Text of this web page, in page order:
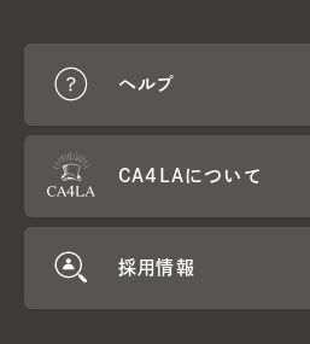
ヘルプ
CA4LAについて
採用情報